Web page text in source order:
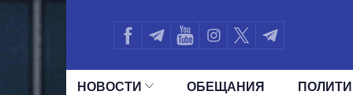
НОВОСТИ ОБЕЩАНИЯ